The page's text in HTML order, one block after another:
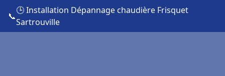
📞
🕒 Installation Dépannage chaudière Frisquet
Sartrouville